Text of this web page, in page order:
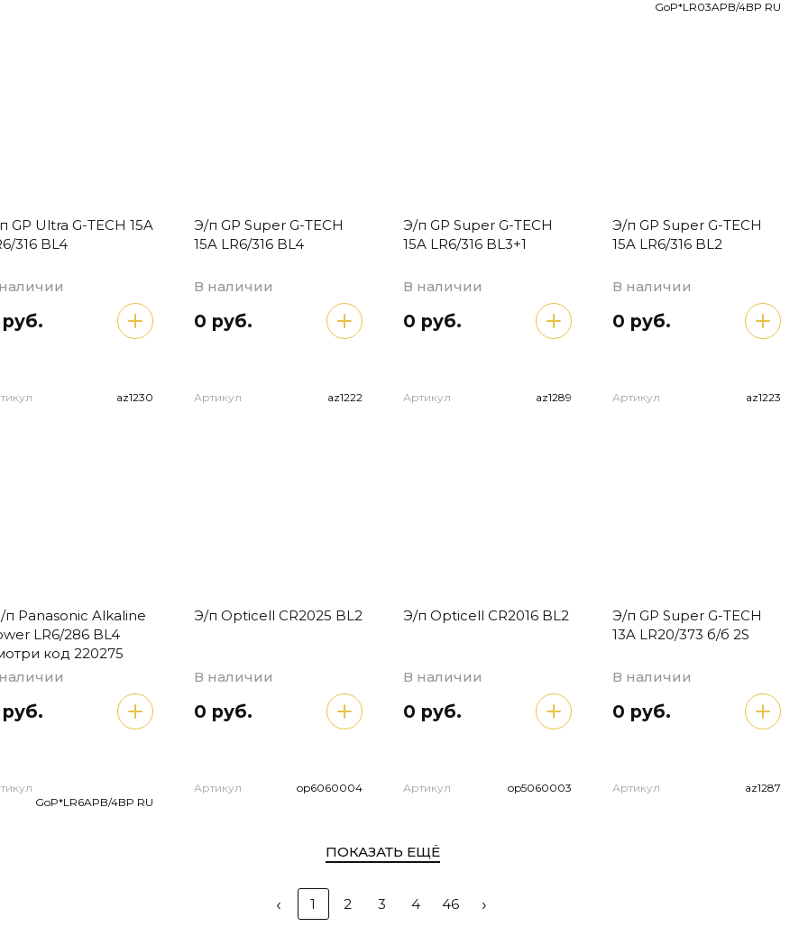
GoP*LR03APB/4BP RU
GP Ultra G-TECH 15A
316 BL4
az1230
Э/п GP Super G-TECH
15A LR6/316 BL4
В наличии
0 руб.
Артикул az1222
Э/п GP Super G-TECH
15A LR6/316 BL3+1
В наличии
0 руб.
Артикул az1289
Э/п GP Super G-TECH
15A LR6/316 BL2
В наличии
0 руб.
Артикул az1223
п Panasonic Alkaline
LR6/286 BL4
код 220275
GoP*LR6APB/4BP RU
Э/п Opticell CR2025 BL2
В наличии
0 руб.
Артикул op6060004
Э/п Opticell CR2016 BL2
В наличии
0 руб.
Артикул op5060003
Э/п GP Super G-TECH
13A LR20/373 б/б 2S
В наличии
0 руб.
Артикул az1287
ПОКАЗАТЬ ЕЩЁ
‹ 1 2 3 4 46 ›